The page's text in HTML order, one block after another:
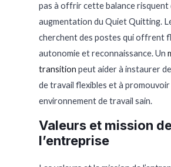
pas à offrir cette balance risquent
augmentation du Quiet Quitting.
cherchent des postes qui offrent
autonomie et reconnaissance. Un
transition peut aider à instaurer
de travail flexibles et à promouvoir
environnement de travail sain.
Valeurs et mission
l’entreprise